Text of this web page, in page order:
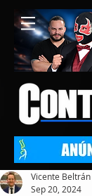
Vicente Beltrán
Sep 20, 2024